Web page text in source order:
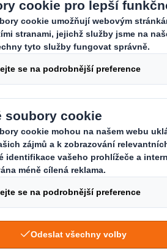
Zajištění řešení
Pravidelné reportování
Zapojení do projektů
Co od Vás očekáváme?
VŠ/SŠ (nejlépe
Řidičský průkaz sk. B
Znalost anglického
Dobrou znalost práce na